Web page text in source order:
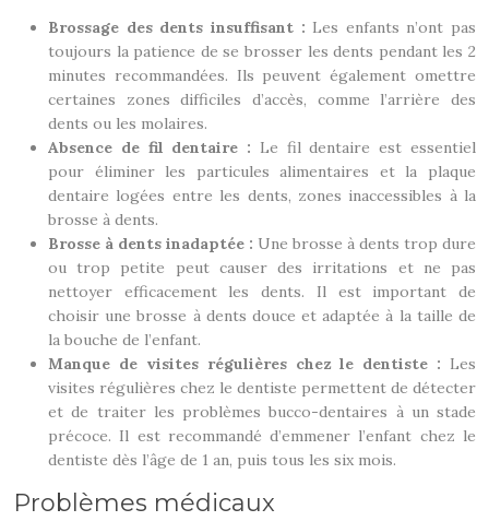
Brossage des dents insuffisant : Les enfants n’ont pas
toujours la patience de se brosser les dents pendant les 2
minutes recommandées. Ils peuvent également omettre
certaines zones difficiles d’accès, comme l’arrière des
dents ou les molaires.
Absence de fil dentaire : Le fil dentaire est essentiel
pour éliminer les particules alimentaires et la plaque
dentaire logées entre les dents, zones inaccessibles à la
brosse à dents.
Brosse à dents inadaptée : Une brosse à dents trop dure
ou trop petite peut causer des irritations et ne pas
nettoyer efficacement les dents. Il est important de
choisir une brosse à dents douce et adaptée à la taille de
la bouche de l’enfant.
Manque de visites régulières chez le dentiste : Les
visites régulières chez le dentiste permettent de détecter
et de traiter les problèmes bucco-dentaires à un stade
précoce. Il est recommandé d’emmener l’enfant chez le
dentiste dès l’âge de 1 an, puis tous les six mois.
Problèmes médicaux